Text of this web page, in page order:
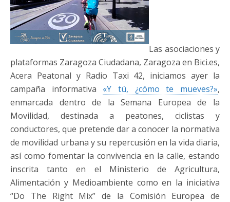
Las asociaciones y
plataformas Zaragoza Ciudadana, Zaragoza en Bici.es,
Acera Peatonal y Radio Taxi 42, iniciamos ayer la
campaña informativa «Y tú, ¿cómo te mueves?»,
enmarcada dentro de la Semana Europea de la
Movilidad, destinada a peatones, ciclistas y
conductores, que pretende dar a conocer la normativa
de movilidad urbana y su repercusión en la vida diaria,
así como fomentar la convivencia en la calle, estando
inscrita tanto en el Ministerio de Agricultura,
Alimentación y Medioambiente como en la iniciativa
“Do The Right Mix” de la Comisión Europea de